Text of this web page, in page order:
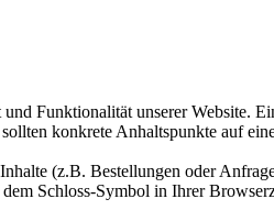
Funktionalität unserer Website.
konkrete Anhaltspunkte auf
(z.B. Bestellungen oder
Schloss-Symbol in Ihrer